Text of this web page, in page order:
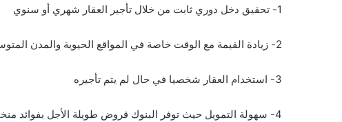
1- تحقيق دخل دوري ثابت من خلال تأجير العقار شهري أو سنوي
2- زيادة القيمة مع الوقت خاصة في المواقع الحيوية والمدن المتوسعة
3- استخدام العقار شخصيا في حال لم يتم تأجيره
4- سهولة التمويل حيث توفر البنوك قروض طويلة الأجل بفوائد منخفضة نسبي